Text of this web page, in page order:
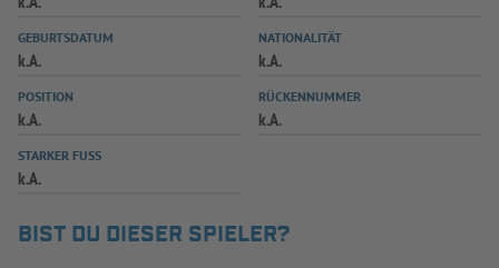
SPIELPLUS
GEBURTSDATUM
k.A.
NATIONALITÄT
k.A.
POSITION
k.A.
RÜCKENNUMMER
k.A.
STARKER FUSS
k.A.
BIST DU DIESER SPIELER?